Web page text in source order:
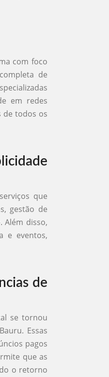
com foco
de
em redes
de todos os
que
gestão de
Além disso,
e eventos,
de
se tornou
Essas
pagos
que as
o retorno